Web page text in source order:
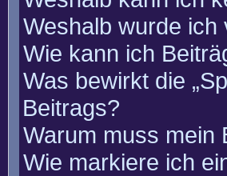
Weshalb wurde ich
Wie kann ich
Was bewirkt die
Beitrags?
Warum muss mein
Wie markiere ich